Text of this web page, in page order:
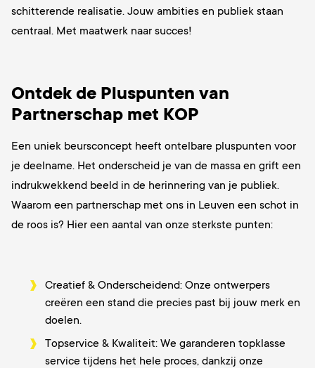
schitterende realisatie. Jouw ambities en publiek staan
centraal. Met maatwerk naar succes!
Ontdek de Pluspunten van
Partnerschap met KOP
Een uniek beursconcept heeft ontelbare pluspunten voor
je deelname. Het onderscheid je van de massa en grift een
indrukwekkend beeld in de herinnering van je publiek.
Waarom een partnerschap met ons in Leuven een schot in
de roos is? Hier een aantal van onze sterkste punten:
Creatief & Onderscheidend: Onze ontwerpers
creëren een stand die precies past bij jouw merk en
doelen.
Topservice & Kwaliteit: We garanderen topklasse
service tijdens het hele proces, dankzij onze